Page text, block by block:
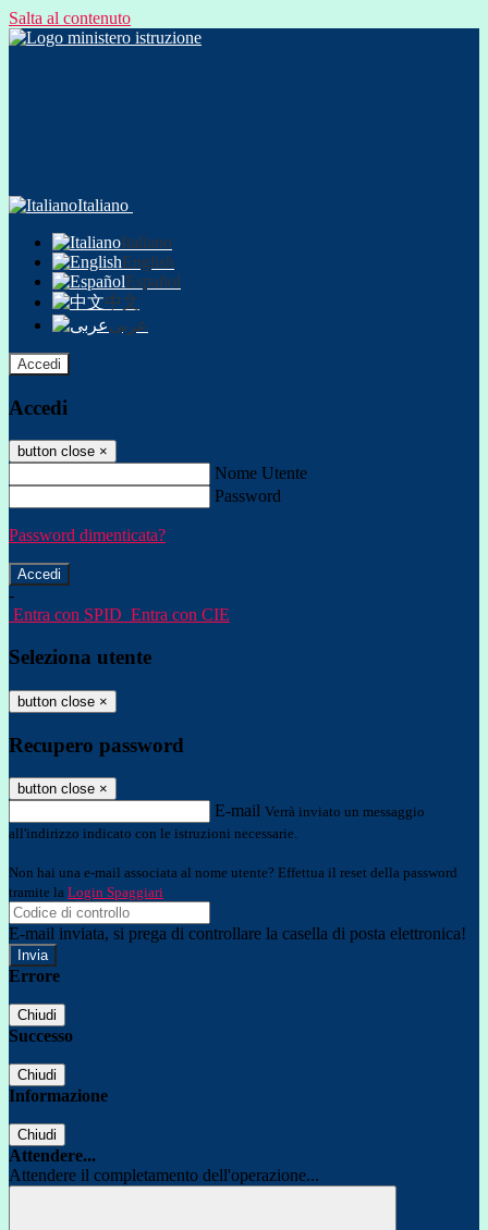
Salta al contenuto
Italiano
Italiano
English
Español
中文
عربى
Accedi
Accedi
button close ×
Nome Utente
Password
Password dimenticata?
-
Entra con SPID Entra con CIE
Seleziona utente
button close ×
Recupero password
button close ×
E-mail Verrà inviato un messaggio
all'indirizzo indicato con le istruzioni necessarie.
Non hai una e-mail associata al nome utente? Effettua il reset della password
tramite la Login Spaggiari
E-mail inviata, si prega di controllare la casella di posta elettronica!
Errore
Chiudi
Successo
Chiudi
Informazione
Chiudi
Attendere...
Attendere il completamento dell'operazione...